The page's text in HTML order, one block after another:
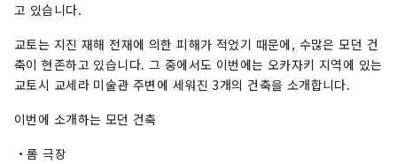
고 있습니다.
교토는 지진 재해 전재에 의한 피해가 적었기 때문에, 수많은 모던 건
축이 현존하고 있습니다. 그 중에서도 이번에는 오카자키 지역에 있는
교토시 교세라 미술관 주변에 세워진 3개의 건축을 소개합니다.
이번에 소개하는 모던 건축
・롬 극장